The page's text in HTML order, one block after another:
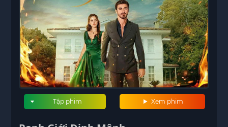
Xem phim
Tập phim